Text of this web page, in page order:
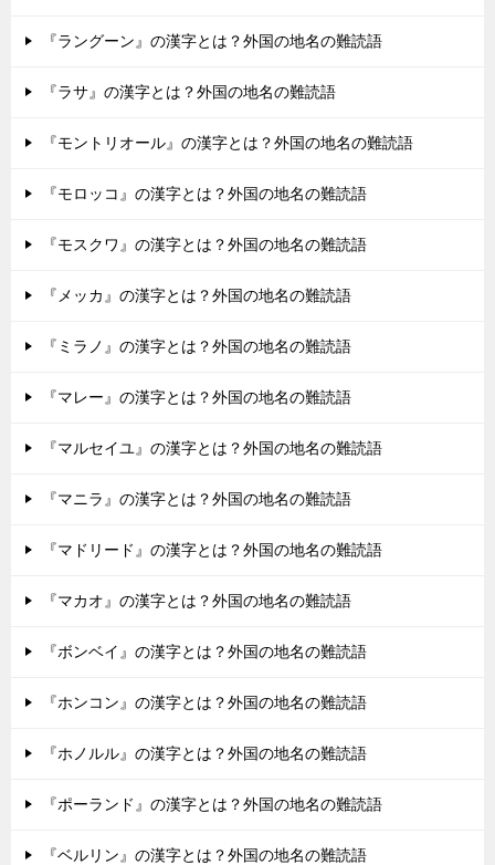
『ラングーン』の漢字とは？外国の地名の難読語
『ラサ』の漢字とは？外国の地名の難読語
『モントリオール』の漢字とは？外国の地名の難読語
『モロッコ』の漢字とは？外国の地名の難読語
『モスクワ』の漢字とは？外国の地名の難読語
『メッカ』の漢字とは？外国の地名の難読語
『ミラノ』の漢字とは？外国の地名の難読語
『マレー』の漢字とは？外国の地名の難読語
『マルセイユ』の漢字とは？外国の地名の難読語
『マニラ』の漢字とは？外国の地名の難読語
『マドリード』の漢字とは？外国の地名の難読語
『マカオ』の漢字とは？外国の地名の難読語
『ボンベイ』の漢字とは？外国の地名の難読語
『ホンコン』の漢字とは？外国の地名の難読語
『ホノルル』の漢字とは？外国の地名の難読語
『ポーランド』の漢字とは？外国の地名の難読語
『ベルリン』の漢字とは？外国の地名の難読語